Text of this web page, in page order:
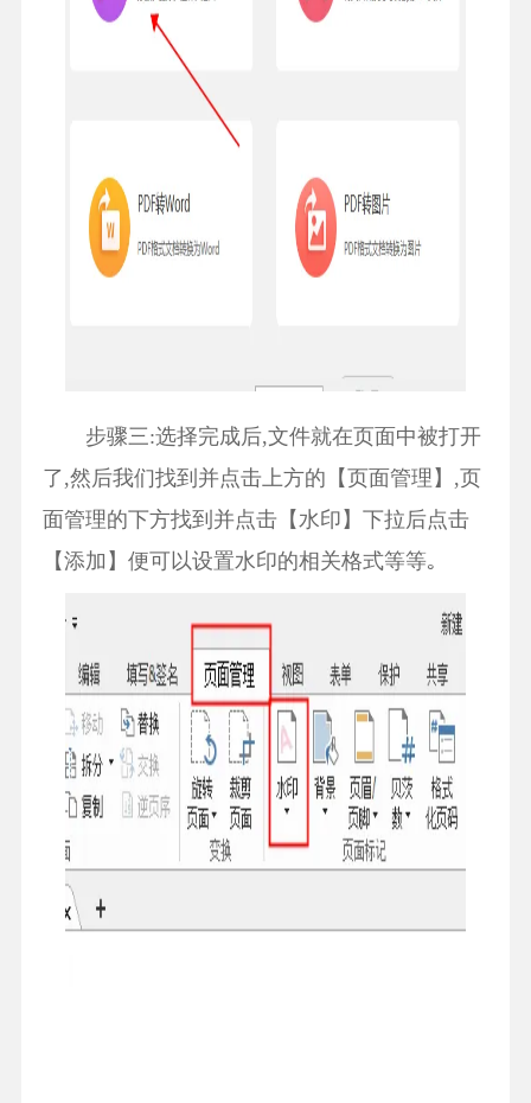
步骤三:选择完成后,文件就在页面中被打开
了,然后我们找到并点击上方的【页面管理】,页
面管理的下方找到并点击【水印】下拉后点击
【添加】便可以设置水印的相关格式等等｡